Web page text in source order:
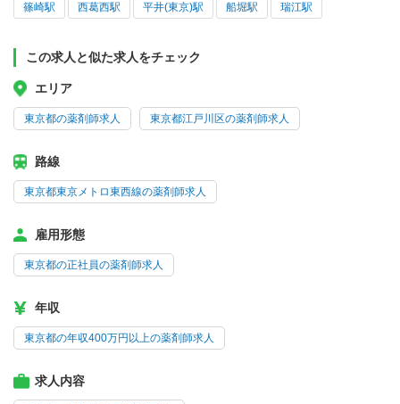
篠崎駅 西葛西駅 平井(東京)駅 船堀駅 瑞江駅
この求人と似た求人をチェック
エリア
東京都の薬剤師求人 東京都江戸川区の薬剤師求人
路線
東京都東京メトロ東西線の薬剤師求人
雇用形態
東京都の正社員の薬剤師求人
年収
東京都の年収400万円以上の薬剤師求人
求人内容